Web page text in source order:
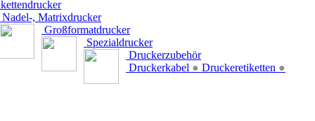
Nadel-, Matrixdrucker
Großformatdrucker
Spezialdrucker
Druckerzubehör
Druckerkabel ● Druckeretiketten ●